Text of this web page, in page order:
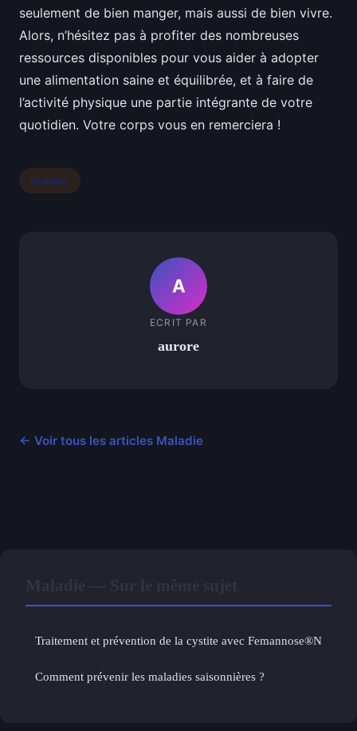
seulement de bien manger, mais aussi de bien vivre.
Alors, n’hésitez pas à profiter des nombreuses
ressources disponibles pour vous aider à adopter
une alimentation saine et équilibrée, et à faire de
l’activité physique une partie intégrante de votre
quotidien. Votre corps vous en remerciera !
Maladie
A
ECRIT PAR
aurore
← Voir tous les articles Maladie
Traitement et prévention de la cystite avec Femannose®N
Comment prévenir les maladies saisonnières ?